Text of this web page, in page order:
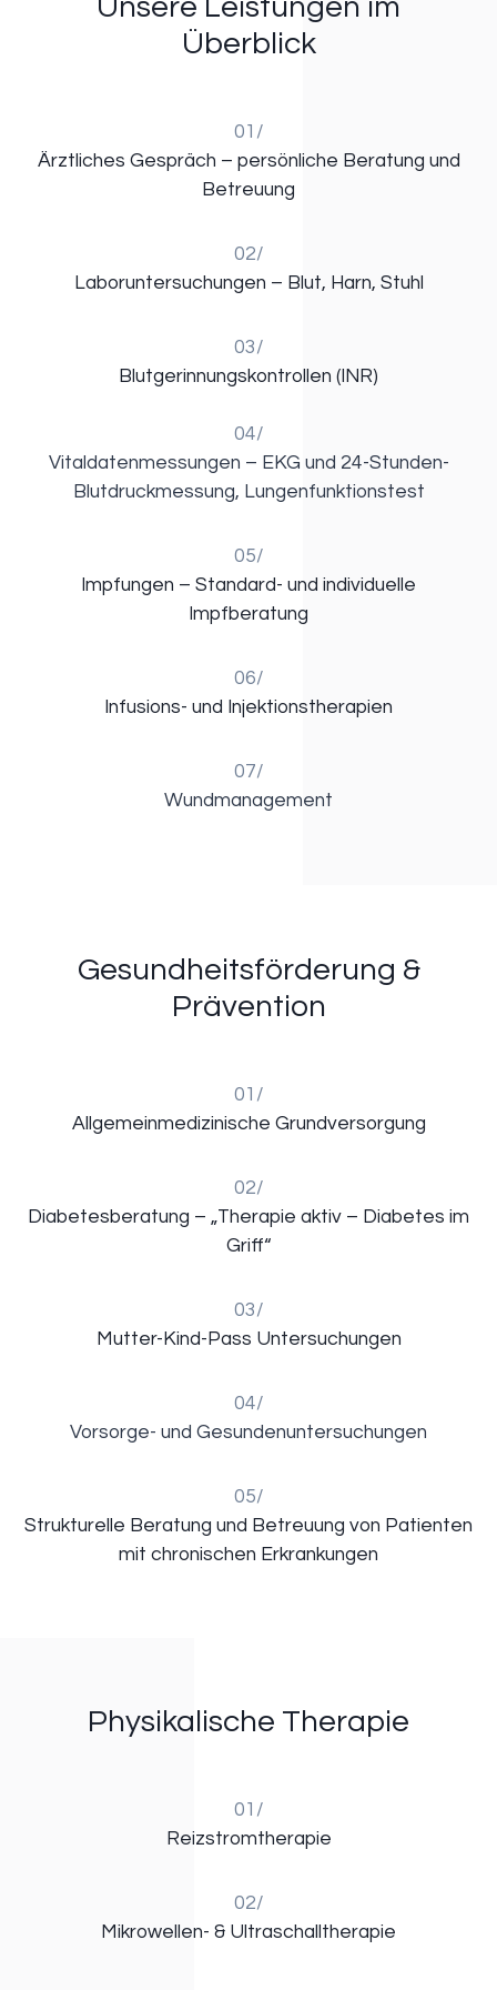
Unsere Leistungen im
Überblick
01/
Ärztliches Gespräch – persönliche Beratung und
Betreuung
02/
Laboruntersuchungen – Blut, Harn, Stuhl
03/
Blutgerinnungskontrollen (INR)
04/
Vitaldatenmessungen – EKG und 24-Stunden-
Blutdruckmessung, Lungenfunktionstest
05/
Impfungen – Standard- und individuelle
Impfberatung
06/
Infusions- und Injektionstherapien
07/
Wundmanagement
Gesundheitsförderung &
Prävention
01/
Allgemeinmedizinische Grundversorgung
02/
Diabetesberatung – „Therapie aktiv – Diabetes im
Griff“
03/
Mutter-Kind-Pass Untersuchungen
04/
Vorsorge- und Gesundenuntersuchungen
05/
Strukturelle Beratung und Betreuung von Patienten
mit chronischen Erkrankungen
Physikalische Therapie
01/
Reizstromtherapie
02/
Mikrowellen- & Ultraschalltherapie